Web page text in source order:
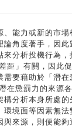
能力或新的市
角度著手，因
分析投機行為
」有關，因此
要藉助於「潛
懲罰力的來源
分析本身所處
境面等因素無
來源，則便能